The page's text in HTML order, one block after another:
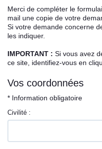
Nos services
Contact
Merci de compléter le
mail une copie de votre
Si votre demande concerne
les indiquer.
IMPORTANT : Si vous avez
ce site, identifiez-vous en
Vos coordonnées
* Information obligatoire
Civilité :